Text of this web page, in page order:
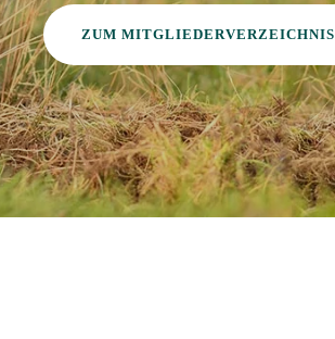
ZUM MITGLIEDERVERZEICHNIS